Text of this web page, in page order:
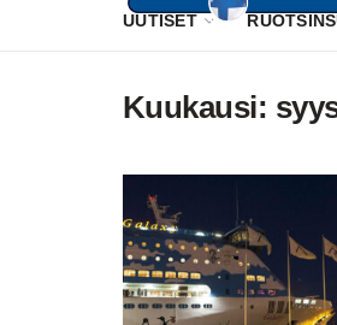
UUTISET
Kuukausi: